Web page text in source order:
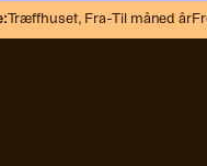
Fra-Til måned år